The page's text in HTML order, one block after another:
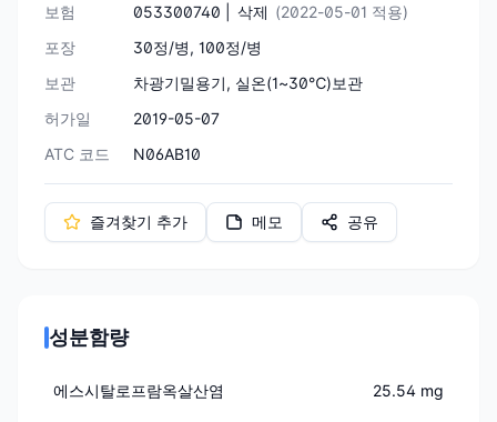
보험
053300740 | 삭제 (2022-05-01 적용)
포장
30정/병, 100정/병
보관
차광기밀용기, 실온(1~30℃)보관
허가일
2019-05-07
ATC 코드
N06AB10
즐겨찾기 추가 메모 공유
성분함량
에스시탈로프람옥살산염 25.54 mg